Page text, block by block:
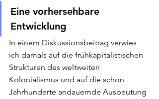
Eine vorhersehbare
Entwicklung
In einem Diskussionsbeitrag verwies
ich damals auf die frühkapitalistischen
Strukturen des weltweiten
Kolonialismus und auf die schon
Jahrhunderte andauernde Ausbeutung